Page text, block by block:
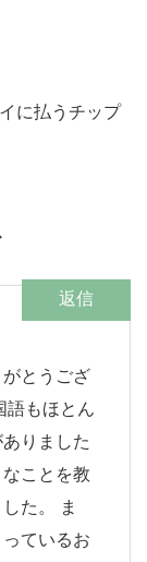
に払うチップ
返信
とうござ
語もほとん
りました
ことを教
た。 ま
ているお